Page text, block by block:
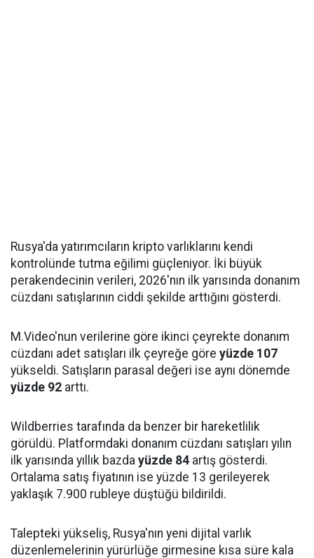
Rusya'da yatırımcıların kripto varlıklarını kendi
kontrolünde tutma eğilimi güçleniyor. İki büyük
perakendecinin verileri, 2026'nın ilk yarısında donanım
cüzdanı satışlarının ciddi şekilde arttığını gösterdi.
M.Video'nun verilerine göre ikinci çeyrekte donanım
cüzdanı adet satışları ilk çeyreğe göre yüzde 107
yükseldi. Satışların parasal değeri ise aynı dönemde
yüzde 92 arttı.
Wildberries tarafında da benzer bir hareketlilik
görüldü. Platformdaki donanım cüzdanı satışları yılın
ilk yarısında yıllık bazda yüzde 84 artış gösterdi.
Ortalama satış fiyatının ise yüzde 13 gerileyerek
yaklaşık 7.900 rubleye düştüğü bildirildi.
Talepteki yükseliş, Rusya'nın yeni dijital varlık
düzenlemelerinin yürürlüğe girmesine kısa süre kala